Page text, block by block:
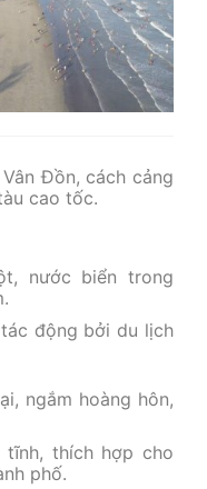
Đồn, cách cảng
cao tốc.
nước biển trong
động bởi du lịch
ngắm hoàng hôn,
tĩnh, thích hợp cho
phố.